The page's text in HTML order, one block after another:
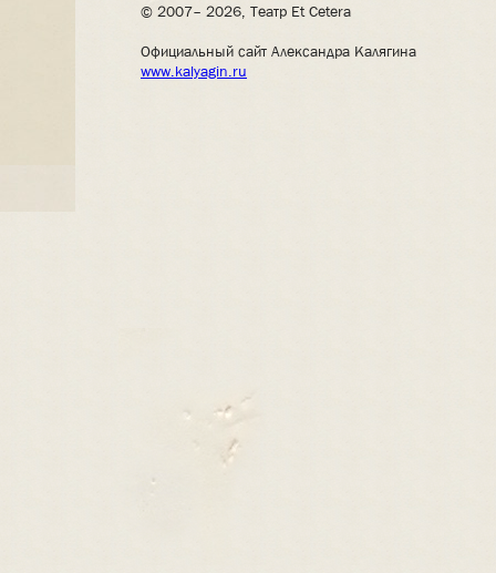
© 2007– 2026, Театр Et Cetera
Официальный сайт Александра Калягина
www.kalyagin.ru